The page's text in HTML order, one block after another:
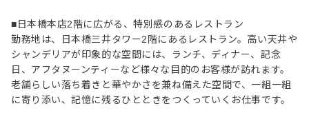
■日本橋本店2階に広がる、特別感のあるレストラン
勤務地は、日本橋三井タワー2階にあるレストラン。高い天井や
シャンデリアが印象的な空間には、ランチ、ディナー、記念
日、アフタヌーンティーなど様々な目的のお客様が訪れます。
老舗らしい落ち着きと華やかさを兼ね備えた空間で、一組一組
に寄り添い、記憶に残るひとときをつくっていくお仕事です。